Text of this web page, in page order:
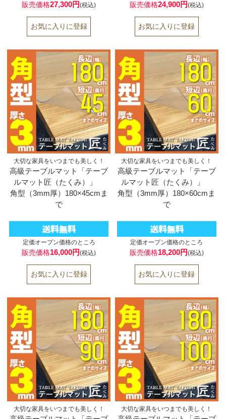
販売価格27,300円(税込) 販売価格24,900円(税込)
大切な家具をいつまでも美しく！
高級テーブルマット「テーブ
ルマット匠（たくみ）」
角型（3mm厚）180×45cmま
で
定価オープン価格のところ
販売価格16,000円(税込)
大切な家具をいつまでも美しく！
高級テーブルマット「テーブ
ルマット匠（たくみ）」
角型（3mm厚）180×60cmま
で
定価オープン価格のところ
販売価格18,200円(税込)
大切な家具をいつまでも美しく！ 大切な家具をいつまでも美しく！